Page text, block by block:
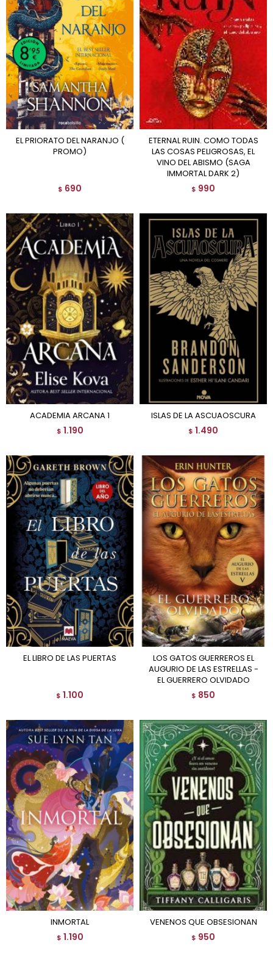
EL PRIORATO DEL NARANJO (
PROMO)
$ 690
ETERNAL RUIN. COMO TODAS
LAS COSAS PELIGROSAS, EL
VINO DEL ABISMO (SAGA
IMMORTAL DARK 2)
$ 990
ACADEMIA ARCANA 1
$ 1.190
ISLAS DE LA ASCUAOSCURA
$ 1.490
EL LIBRO DE LAS PUERTAS
$ 1.100
LOS GATOS GUERREROS EL
AUGURIO DE LAS ESTRELLAS -
EL GUERRERO OLVIDADO
$ 850
INMORTAL
$ 1.190
VENENOS QUE OBSESIONAN
$ 950